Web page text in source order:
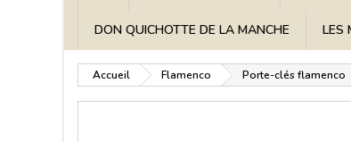
DON QUICHOTTE DE LA MANCHE LES
Accueil Flamenco Porte-clés flamenco